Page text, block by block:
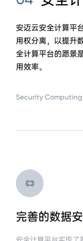
安迈云安全计算平
用权分离，以提升
全计算平台的愿景
用效率。
Security Computing
完善的数据